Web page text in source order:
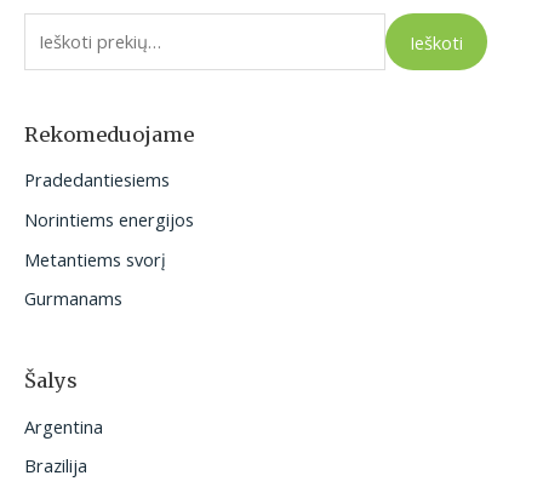
e
o
:
Ieškoti
Rekomeduojame
Pradedantiesiems
Norintiems energijos
Metantiems svorį
Gurmanams
Šalys
Argentina
Brazilija